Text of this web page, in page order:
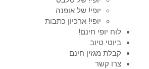
יופי! של אופנה
יופי! ארכיון כתבות
לוח יופי חינם!
ביוטי טיוב
קבלת מגזין חינם
צרו קשר